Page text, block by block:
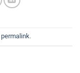
permalink.